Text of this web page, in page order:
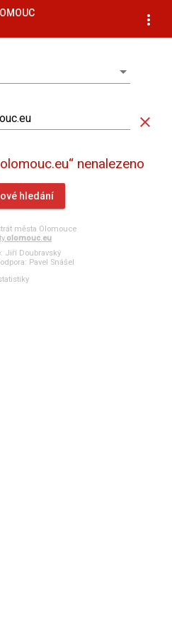
more_vert
close
nenalezeno
hledání
města Olomouce
olomouc.eu
Jiří Doubravský
Pavel Snášel